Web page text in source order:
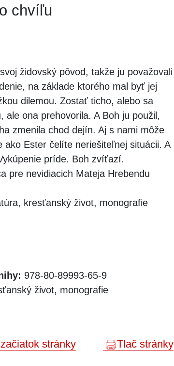
chvíľu
židovský pôvod, takže ju považovali
na základe ktorého mal byť jej
dilemou. Zostať ticho, alebo sa
ona prehovorila. A Boh ju použil,
zmenila chod dejín. Aj s nami môže
Ester čelíte neriešiteľnej situácii. A
príde. Boh zvíťazí.
pre nevidiacich Mateja Hrebendu
kresťanský život, monografie
978-80-89993-65-9
život, monografie
stránky Tlač stránky